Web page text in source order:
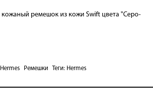
ремешок из кожи Swift цвета "Серо-
Hermes Ремешки Теги: Hermes